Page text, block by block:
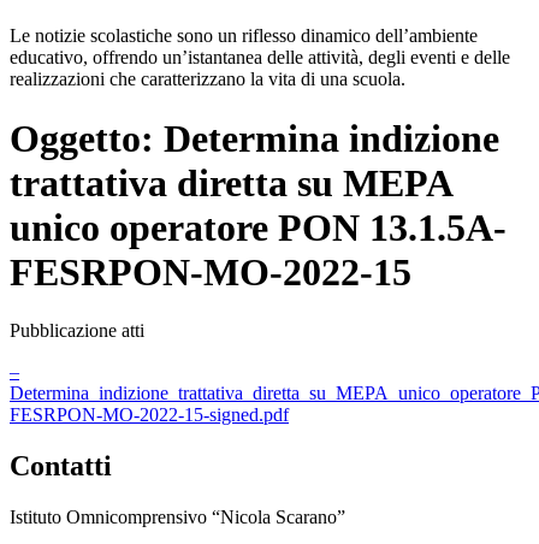
Le notizie scolastiche sono un riflesso dinamico dell’ambiente
educativo, offrendo un’istantanea delle attività, degli eventi e delle
realizzazioni che caratterizzano la vita di una scuola.
Oggetto: Determina indizione
trattativa diretta su MEPA
unico operatore PON 13.1.5A-
FESRPON-MO-2022-15
Pubblicazione atti
–
FESRPON-MO-2022-15-signed.pdf
Contatti
Istituto Omnicomprensivo “Nicola Scarano”